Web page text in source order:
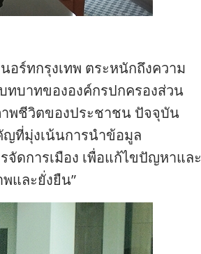
อร์ทกรุงเทพ ตระหนักถึงความ
ทบาทขององค์กรปกครองส่วน
พชีวิตของประชาชน ปัจจุบัน
ญที่มุ่งเน้นการนำข้อมูล
ดการเมือง เพื่อแก้ไขปัญหาและ
และยั่งยืน”